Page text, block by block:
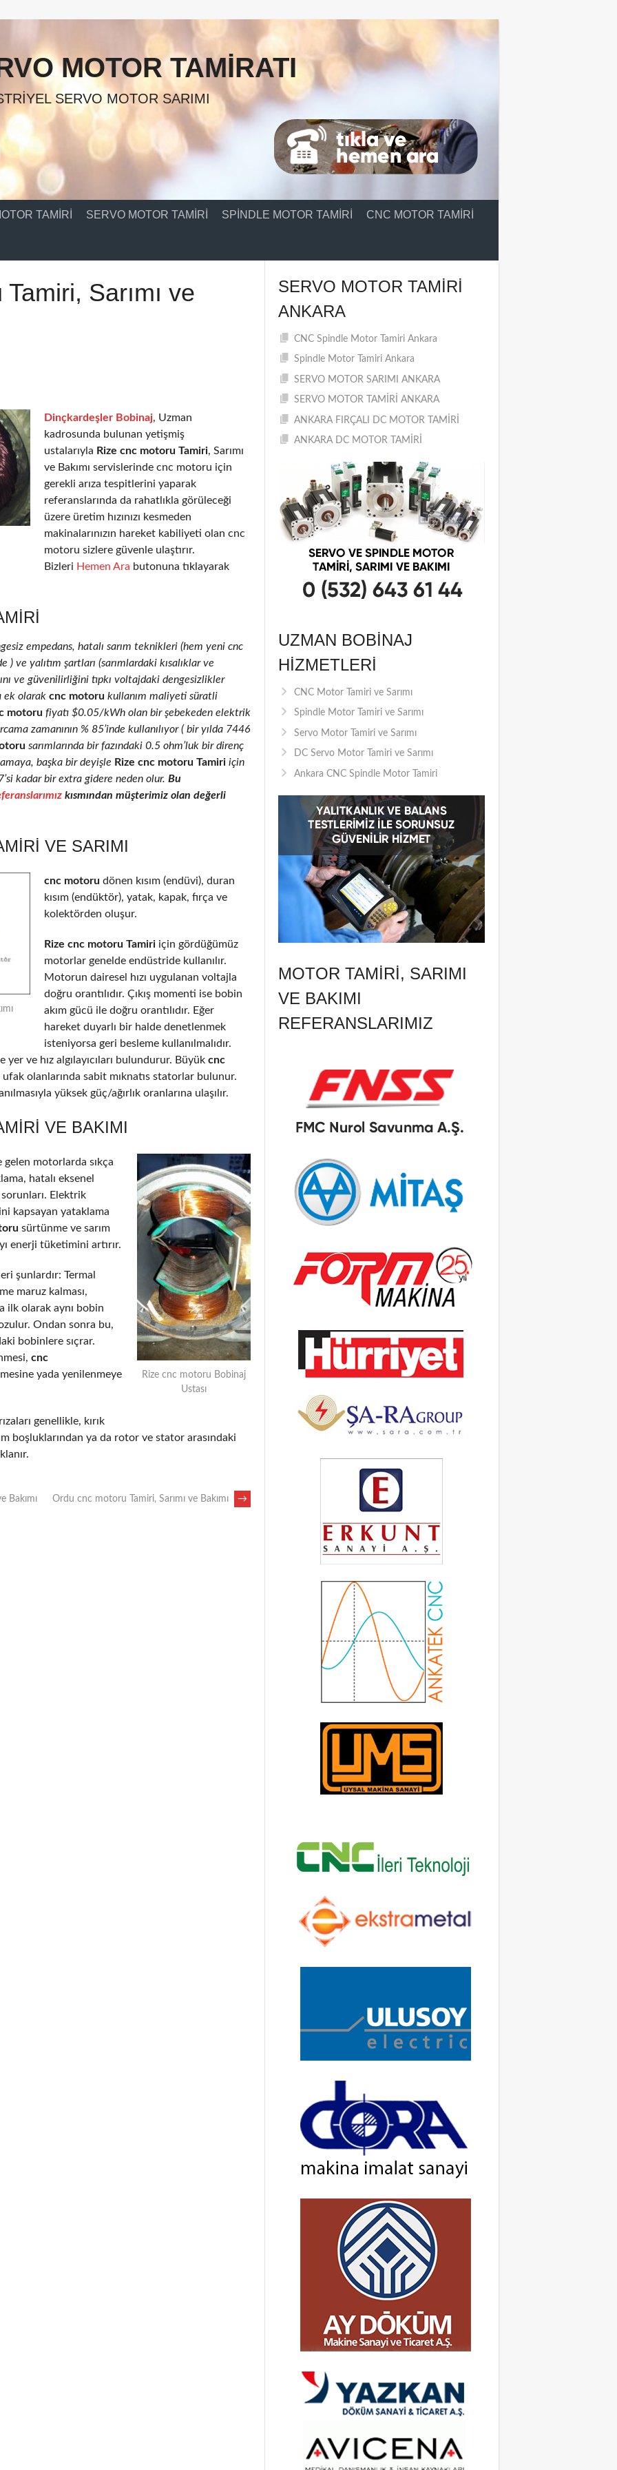
MOTOR TAMIRATI
SERVO MOTOR SARIMI
TAMIRI SERVO MOTOR TAMIRI SPINDLE MOTOR TAMIRI CNC MOTOR TAMIRI
Sarımı ve
Dinçkardeşler Bobinaj, Uzman
kadrosunda bulunan yetişmiş
ustalarıyla Rize cnc motoru Tamiri, Sarımı
ve Bakımı servislerinde cnc motoru için
gerekli arıza tespitlerini yaparak
referanslarında da rahatlıkla görüleceği
üzere üretim hızınızı kesmeden
makinalarınızın hareket kabiliyeti olan cnc
motoru sizlere güvenle ulaştırır.
Bizleri Hemen Ara butonuna tıklayarak
empedans, hatalı sarım teknikleri (hem yeni cnc
ve yalıtım şartları (sarımlardaki kısalıklar ve
ve güvenilirliğini tıpkı voltajdaki dengesizlikler
ek olarak cnc motoru kullanım maliyeti süratli
motoru fiyatı $0.05/kWh olan bir şebekeden elektrik
zamanının % 85’inde kullanılıyor ( bir yılda 7446
sarımlarında bir fazındaki 0.5 ohm’luk bir direnç
başka bir deyişle Rize cnc motoru Tamiri için
kadar bir extra gidere neden olur. Bu
kısmından müşterimiz olan değerli
VE SARIMI
cnc motoru dönen kısım (endüvi), duran
kısım (endüktör), yatak, kapak, fırça ve
kolektörden oluşur.
Rize cnc motoru Tamiri için gördüğümüz
motorlar genelde endüstride kullanılır.
Motorun dairesel hızı uygulanan voltajla
doğru orantılıdır. Çıkış momenti ise bobin
akım gücü ile doğru orantılıdır. Eğer
hareket duyarlı bir halde denetlenmek
isteniyorsa geri besleme kullanılmalıdır.
ve hız algılayıcıları bulundurur. Büyük cnc
olanlarında sabit mıknatıs statorlar bulunur.
yüksek güç/ağırlık oranlarına ulaşılır.
VE BAKIMI
Rize cnc motoru Bobinaj
Ustası
gelen motorlarda sıkça
hatalı eksenel
Elektrik
kapsayan yataklama
sürtünme ve sarım
enerji tüketimini artırır.
şunlardır: Termal
maruz kalması,
ilk olarak aynı bobin
Ondan sonra bu,
bobinlere sıçrar.
cnc
yada yenilenmeye
genellikle, kırık
boşluklarından ya da rotor ve stator arasındaki
Bakımı Ordu cnc motoru Tamiri, Sarımı ve Bakımı →
SERVO MOTOR TAMIRI
ANKARA
CNC Spindle Motor Tamiri Ankara
Spindle Motor Tamiri Ankara
SERVO MOTOR SARIMI ANKARA
SERVO MOTOR TAMİRİ ANKARA
ANKARA FIRÇALI DC MOTOR TAMİRİ
ANKARA DC MOTOR TAMİRİ
UZMAN BOBINAJ
HIZMETLERI
CNC Motor Tamiri ve Sarımı
Spindle Motor Tamiri ve Sarımı
Servo Motor Tamiri ve Sarımı
DC Servo Motor Tamiri ve Sarımı
Ankara CNC Spindle Motor Tamiri
MOTOR TAMIRI, SARIMI
VE BAKIMI
REFERANSLARIMIZ